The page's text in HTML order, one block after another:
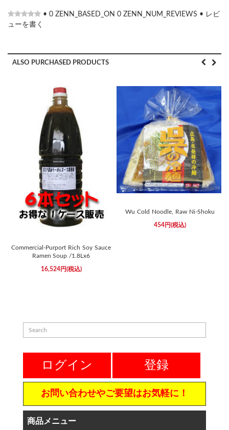
• 0 ZENN_BASED_ON 0 ZENN_NUM_REVIEWS • レビ
ューを書く
ALSO PURCHASED PRODUCTS
Commercial-Purport Rich Soy Sauce
Ramen Soup /1.8Lx6
16,524円(税込)
Wu Cold Noodle, Raw Ni-Shoku
454円(税込)
ログイン 登録
お問い合わせやご要望はお気軽に！
商品メニュー